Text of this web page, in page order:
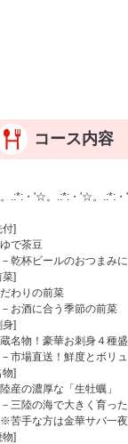
コース内容
.:*:・'☆。.:*:・'☆。.:*:
付]
で茶豆
乾杯ビールのおつまみ
菜]
わりの前菜
お酒に合う季節の前菜
身]
名物！豪華お刺身４種
市場直送！鮮度とボリ
物]
産の濃厚な「生牡蠣」
三陸の海で大きく育っ
手な方は金華サバ一夜
物]